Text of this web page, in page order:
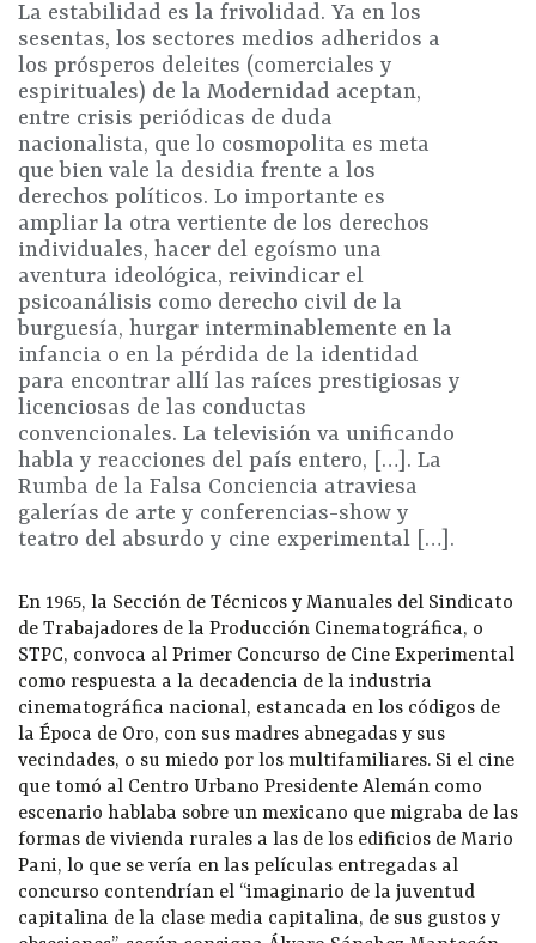
La estabilidad es la frivolidad. Ya en los
sesentas, los sectores medios adheridos a
los prósperos deleites (comerciales y
espirituales) de la Modernidad aceptan,
entre crisis periódicas de duda
nacionalista, que lo cosmopolita es meta
que bien vale la desidia frente a los
derechos políticos. Lo importante es
ampliar la otra vertiente de los derechos
individuales, hacer del egoísmo una
aventura ideológica, reivindicar el
psicoanálisis como derecho civil de la
burguesía, hurgar interminablemente en la
infancia o en la pérdida de la identidad
para encontrar allí las raíces prestigiosas y
licenciosas de las conductas
convencionales. La televisión va unificando
habla y reacciones del país entero, […]. La
Rumba de la Falsa Conciencia atraviesa
galerías de arte y conferencias-show y
teatro del absurdo y cine experimental […].
En 1965, la Sección de Técnicos y Manuales del Sindicato
de Trabajadores de la Producción Cinematográfica, o
STPC, convoca al Primer Concurso de Cine Experimental
como respuesta a la decadencia de la industria
cinematográfica nacional, estancada en los códigos de
la Época de Oro, con sus madres abnegadas y sus
vecindades, o su miedo por los multifamiliares. Si el cine
que tomó al Centro Urbano Presidente Alemán como
escenario hablaba sobre un mexicano que migraba de las
formas de vivienda rurales a las de los edificios de Mario
Pani, lo que se vería en las películas entregadas al
concurso contendrían el “imaginario de la juventud
capitalina de la clase media capitalina, de sus gustos y